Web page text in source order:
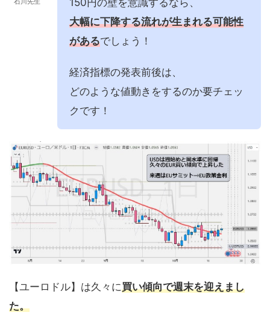
150円の壁を意識するなら、
大幅に下降する流れが生まれる可能性
があるでしょう！
経済指標の発表前後は、
どのような値動きをするのか要チェッ
クです！
【ユーロドル】は久々に買い傾向で週末を迎えまし
た。